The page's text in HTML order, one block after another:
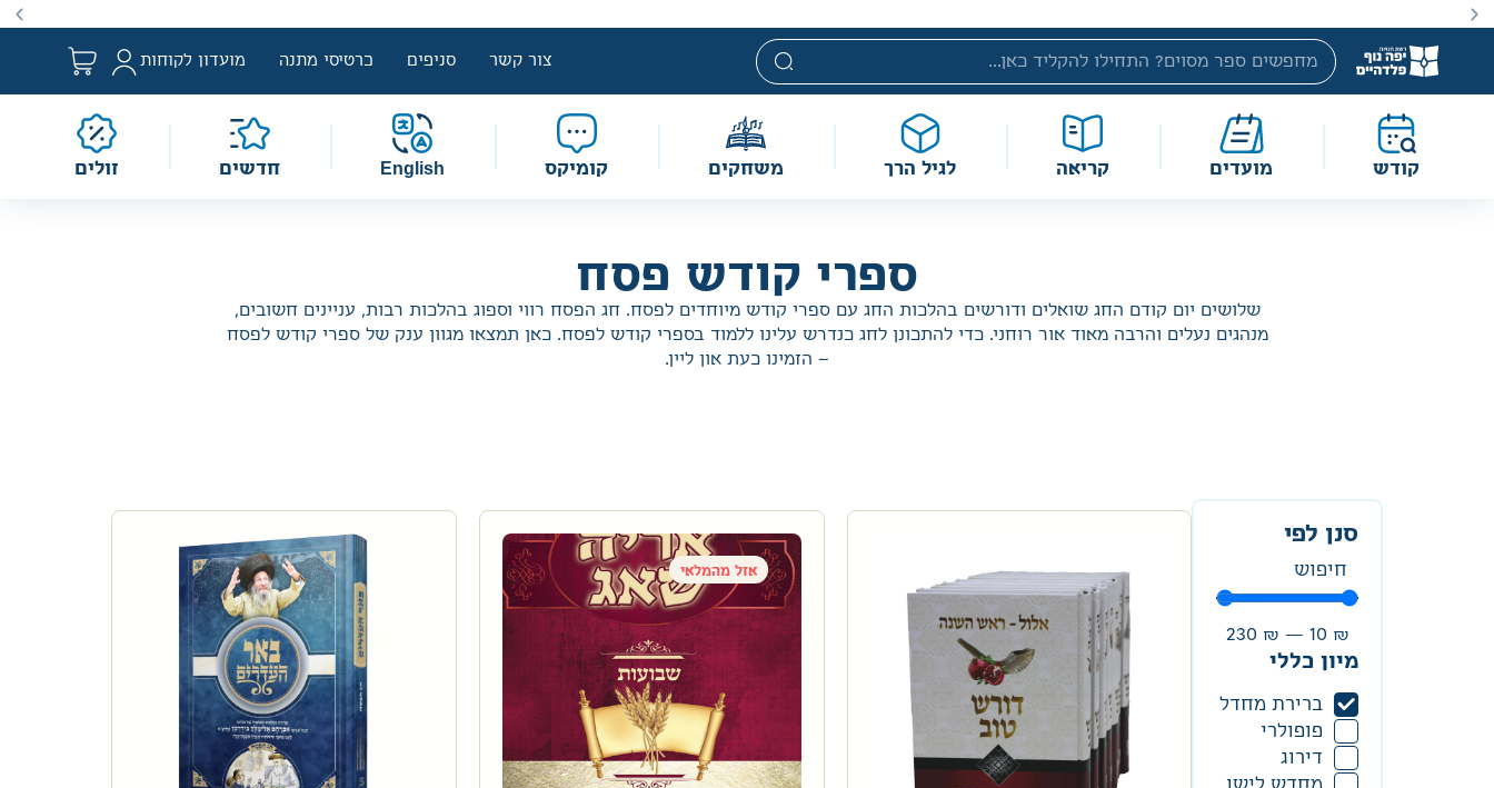
באתר מוצעים מוצרים במחירים נמוכים ומוזלים מהמחיר הקטלוגי. מחירים אלה ניתנים במסגרת מדיניות תמחור מוזלת, ואינם נחשבים למבצע לפי הגדרת החוק. מבצעים מתקיימים מעת לעת לתקופה
מוגבלת וע״פ התקנות.
צור קשר סניפים כרטיסי מתנה מועדון לקוחות
קודש מועדים קריאה לגיל הרך משחקים קומיקס English חדשים זולים
ספרי קודש פסח
שלושים יום קודם החג שואלים ודורשים בהלכות החג עם ספרי קודש מיוחדים לפסח. חג הפסח רווי וספוג בהלכות רבות, עניינים חשובים,
מנהגים נעלים והרבה מאוד אור רוחני. כדי להתכונן לחג כנדרש עלינו ללמוד בספרי קודש לפסח. כאן תמצאו מגוון ענק של ספרי קודש לפסח
– הזמינו כעת און ליין.
סנן לפי
₪
10
—
₪
230
מיון כללי
ברירת מחדל
פופולרי
דירוג
אזל מהמלאי